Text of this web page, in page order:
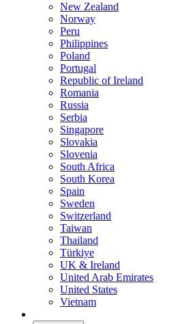
New Zealand
Norway
Peru
Philippines
Poland
Portugal
Republic of Ireland
Romania
Russia
Serbia
Singapore
Slovakia
Slovenia
South Africa
South Korea
Spain
Sweden
Switzerland
Taiwan
Thailand
Türkiye
UK & Ireland
United Arab Emirates
United States
Vietnam